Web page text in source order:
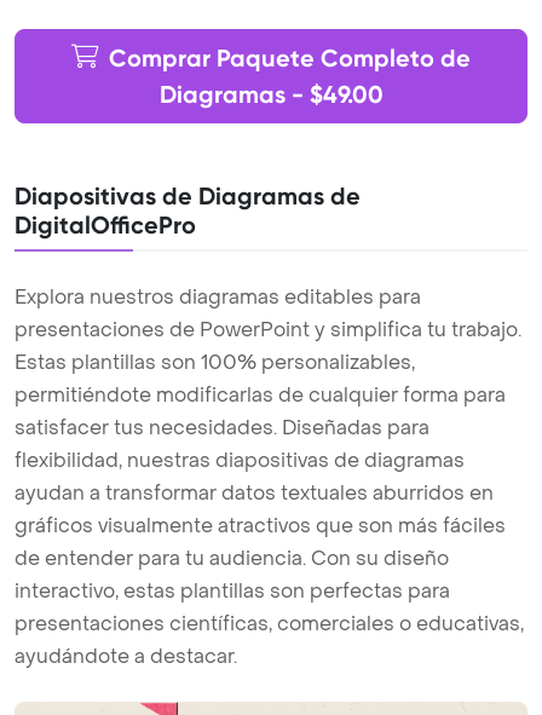
Comprar Paquete Completo de
Diagramas - $49.00
Diapositivas de Diagramas de
DigitalOfficePro
Explora nuestros diagramas editables para
presentaciones de PowerPoint y simplifica tu trabajo.
Estas plantillas son 100% personalizables,
permitiéndote modificarlas de cualquier forma para
satisfacer tus necesidades. Diseñadas para
flexibilidad, nuestras diapositivas de diagramas
ayudan a transformar datos textuales aburridos en
gráficos visualmente atractivos que son más fáciles
de entender para tu audiencia. Con su diseño
interactivo, estas plantillas son perfectas para
presentaciones científicas, comerciales o educativas,
ayudándote a destacar.